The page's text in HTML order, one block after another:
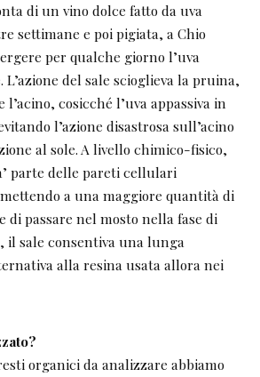
di un vino dolce fatto da uva
settimane e poi pigiata, a Chio
per qualche giorno l’uva
L’azione del sale scioglieva la pruina,
cosicché l’uva appassiva in
l’azione disastrosa sull’acino
al sole. A livello chimico-fisico,
parte delle pareti cellulari
a una maggiore quantità di
di passare nel mosto nella fase di
il sale consentiva una lunga
alla resina usata allora nei
organici da analizzare abbiamo